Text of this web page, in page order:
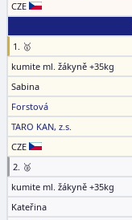
CZE
1. 🥇
kumite ml. žákyně +35kg
Sabina
Forstová
TARO KAN, z.s.
CZE
2. 🥈
kumite ml. žákyně +35kg
Kateřina